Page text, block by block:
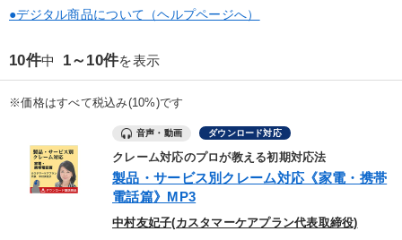
【3月】音声・映像
2025年春季全国経営者セミナー収録講演ＣＤ・講演ＤＶＤ・デジ
タル版（音声／動画ストリーミング・ダウンロード）
2026年春季全国経営者セミナー収録講演ＣＤ・講演ＤＶＤ・デジ
タル版（音声／動画ストリーミング・ダウンロード）
業種
卸売・小売・飲食業 建設・不動産業
●デジタル商品について（ヘルプページへ）
10件中 1～10件を表示
※価格はすべて税込み(10%)です
音声・動画 ダウンロード対応
クレーム対応のプロが教える初期対応法
製品・サービス別クレーム対応《家電・携帯
電話篇》MP3
中村友妃子(カスタマーケアプラン代表取締役)